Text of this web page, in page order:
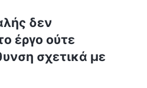
δεν
έργο ούτε
σχετικά με